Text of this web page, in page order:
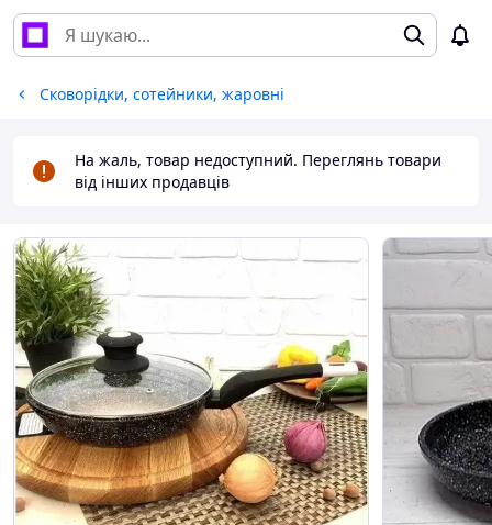
Сковорідки, сотейники, жаровні
На жаль, товар недоступний. Переглянь товари
від інших продавців